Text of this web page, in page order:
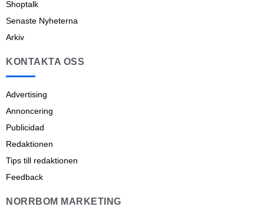
Shoptalk
Senaste Nyheterna
Arkiv
KONTAKTA OSS
Advertising
Annoncering
Publicidad
Redaktionen
Tips till redaktionen
Feedback
NORRBOM MARKETING